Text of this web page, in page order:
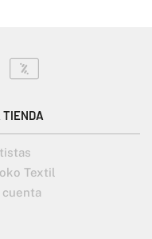
TIENDA
Textil
cuenta